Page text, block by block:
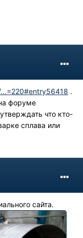
.
форуме
что кто-
сплава или
сайта.